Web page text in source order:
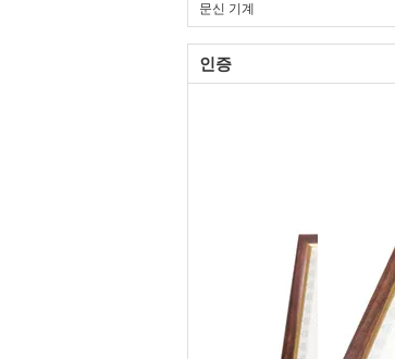
문신 기계
인증